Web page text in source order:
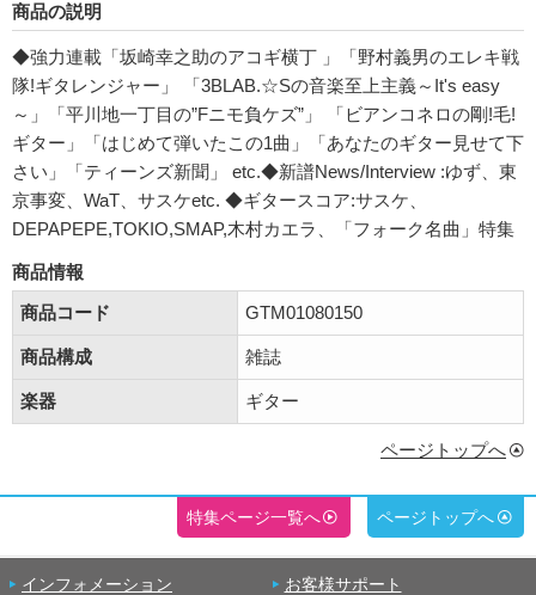
商品の説明
◆強力連載「坂崎幸之助のアコギ横丁 」「野村義男のエレキ戦
隊!ギタレンジャー」 「3BLAB.☆Sの音楽至上主義～It's easy
～」「平川地一丁目の”Fニモ負ケズ”」 「ビアンコネロの剛!毛!
ギター」「はじめて弾いたこの1曲」「あなたのギター見せて下
さい」「ティーンズ新聞」 etc.◆新譜News/Interview :ゆず、東
京事変、WaT、サスケetc. ◆ギタースコア:サスケ、
DEPAPEPE,TOKIO,SMAP,木村カエラ、「フォーク名曲」特集
商品情報
商品コード
GTM01080150
商品構成 雑誌
楽器 ギター
ページトップへ
特集ページ一覧へ ページトップへ
インフォメーション お客様サポート